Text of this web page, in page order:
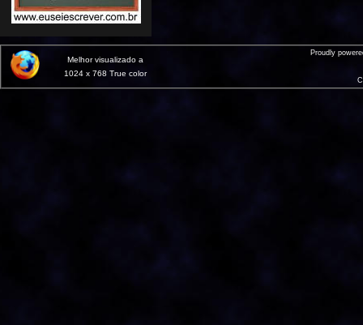
Melhor visualizado a
1024 x 768 True color
Proudly